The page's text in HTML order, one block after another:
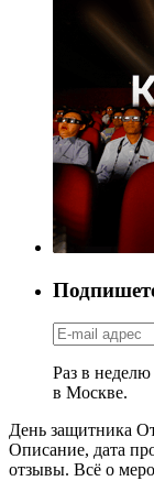
Раз в
в Москве.
День защитника
Описание, дата
отзывы. Всё о